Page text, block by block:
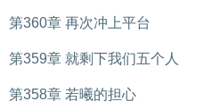
第360章 再次冲上平台
第359章 就剩下我们五个人
第358章 若曦的担心